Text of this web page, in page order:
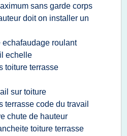
sans garde corps
doit on installer un
roulant
echelle
toiture terrasse
sur toiture
terrasse code du travail
chute de hauteur
toiture terrasse